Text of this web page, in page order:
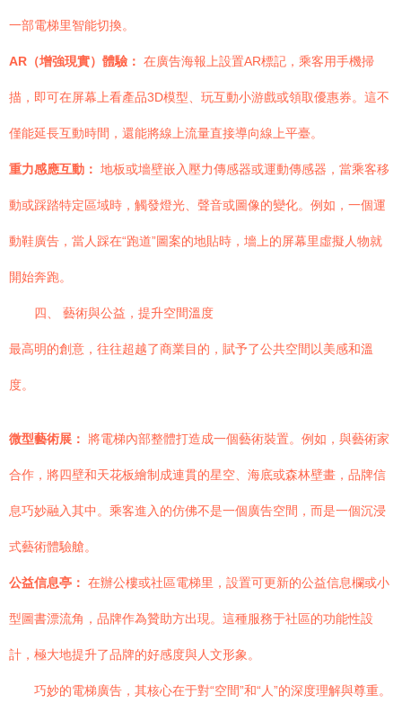
一部電梯里智能切換。
AR（增強現實）體驗： 在廣告海報上設置AR標記，乘客用手機掃
描，即可在屏幕上看產品3D模型、玩互動小游戲或領取優惠券。這不
僅能延長互動時間，還能將線上流量直接導向線上平臺。
重力感應互動： 地板或墻壁嵌入壓力傳感器或運動傳感器，當乘客移
動或踩踏特定區域時，觸發燈光、聲音或圖像的變化。例如，一個運
動鞋廣告，當人踩在“跑道”圖案的地貼時，墻上的屏幕里虛擬人物就
開始奔跑。
四、 藝術與公益，提升空間溫度
最高明的創意，往往超越了商業目的，賦予了公共空間以美感和溫
度。
微型藝術展： 將電梯內部整體打造成一個藝術裝置。例如，與藝術家
合作，將四壁和天花板繪制成連貫的星空、海底或森林壁畫，品牌信
息巧妙融入其中。乘客進入的仿佛不是一個廣告空間，而是一個沉浸
式藝術體驗艙。
公益信息亭： 在辦公樓或社區電梯里，設置可更新的公益信息欄或小
型圖書漂流角，品牌作為贊助方出現。這種服務于社區的功能性設
計，極大地提升了品牌的好感度與人文形象。
巧妙的電梯廣告，其核心在于對“空間”和“人”的深度理解與尊重。